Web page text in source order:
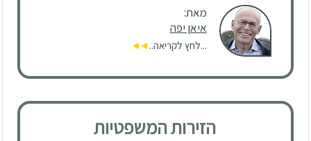
מאת:
איאן יפה
...לחץ לקריאה..
הזירות המשפטיות